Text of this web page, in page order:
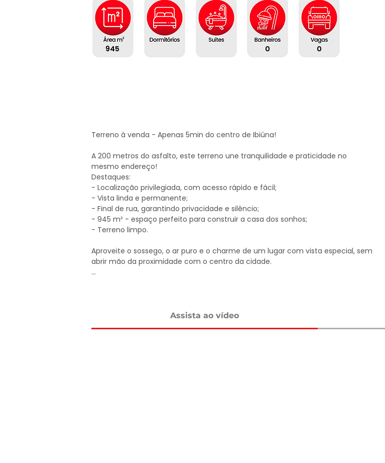
945 0
0
Terreno à venda - Apenas 5min do centro de Ibiúna!
A 200 metros do asfalto, este terreno une tranquilidade e praticidade no
mesmo endereço!
Destaques:
- Localização privilegiada, com acesso rápido e fácil;
- Vista linda e permanente;
- Final de rua, garantindo privacidade e silêncio;
- 945 m² - espaço perfeito para construir a casa dos sonhos;
- Terreno limpo.
Aproveite o sossego, o ar puro e o charme de um lugar com vista especial, sem
abrir mão da proximidade com o centro da cidade.
Assista ao vídeo